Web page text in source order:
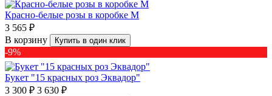
Красно-белые розы в коробке M
3 565 ₽
В корзину
Купить в один клик
-9%
Букет "15 красных роз Эквадор"
3 300 ₽ 3 630 ₽